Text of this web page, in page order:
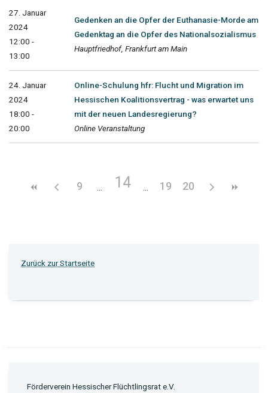
27. Januar
2024
12:00 -
13:00
Gedenken an die Opfer der Euthanasie-Morde am
Gedenktag an die Opfer des Nationalsozialismus
Hauptfriedhof, Frankfurt am Main
24. Januar
2024
18:00 -
20:00
Online-Schulung hfr: Flucht und Migration im
Hessischen Koalitionsvertrag - was erwartet uns
mit der neuen Landesregierung?
Online Veranstaltung
9 14 19 20
Zurück zur Startseite
Förderverein Hessischer Flüchtlingsrat e.V.